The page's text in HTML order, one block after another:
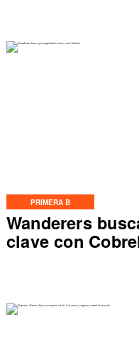
PRIMERA B
Wanderers
clave con